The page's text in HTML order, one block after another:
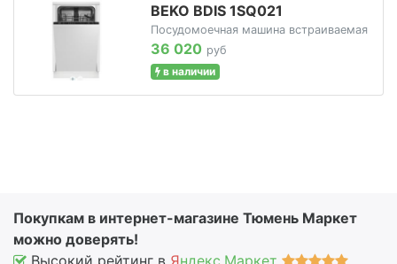
BEKO BDIS 1SQ021
Посудомоечная машина встраиваемая
36 020 руб
в наличии
Покупкам в интернет-магазине Тюмень Маркет
можно доверять!
Высокий рейтинг в Яндекс.Маркет